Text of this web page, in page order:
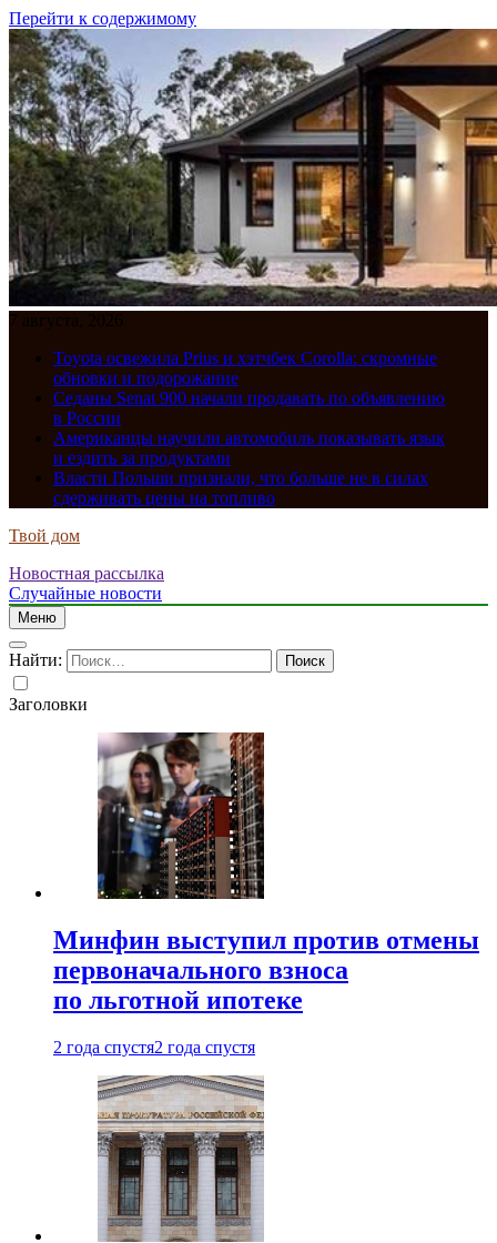
Перейти к содержимому
7 августа, 2026
Toyota освежила Prius и хэтчбек Corolla: скромные
обновки и подорожание
Седаны Senat 900 начали продавать по объявлению
в России
Американцы научили автомобиль показывать язык
и ездить за продуктами
Власти Польши признали, что больше не в силах
сдерживать цены на топливо
Твой дом
Новостная рассылка
Случайные новости
Меню
Найти:
Заголовки
Минфин выступил против отмены
первоначального взноса
по льготной ипотеке
2 года спустя2 года спустя